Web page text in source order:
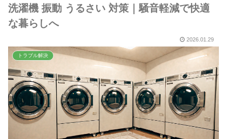
洗濯機 振動 うるさい 対策｜騒音軽減で快適
な暮らしへ
2026.01.29
トラブル解決